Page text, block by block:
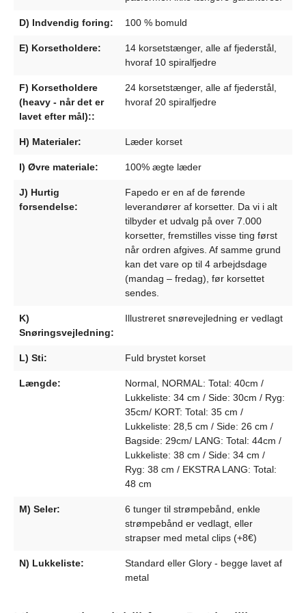
D) Indvendig foring: 100 % bomuld
E) Korsetholdere:
14 korsetstænger, alle af fjederstål,
hvoraf 10 spiralfjedre
F) Korsetholdere
(heavy - når det er
lavet efter mål)::
24 korsetstænger, alle af fjederstål,
hvoraf 20 spiralfjedre
H) Materialer: Læder korset
I) Øvre materiale: 100% ægte læder
J) Hurtig
forsendelse:
Fapedo er en af de førende
leverandører af korsetter. Da vi i alt
tilbyder et udvalg på over 7.000
korsetter, fremstilles visse ting først
når ordren afgives. Af samme grund
kan det vare op til 4 arbejdsdage
(mandag – fredag), før korsettet
sendes.
K)
Snøringsvejledning:
Illustreret snørevejledning er vedlagt
L) Sti: Fuld brystet korset
Længde:
Normal, NORMAL: Total: 40cm /
Lukkeliste: 34 cm / Side: 30cm / Ryg:
35cm/ KORT: Total: 35 cm /
Lukkeliste: 28,5 cm / Side: 26 cm /
Bagside: 29cm/ LANG: Total: 44cm /
Lukkeliste: 38 cm / Side: 34 cm /
Ryg: 38 cm / EKSTRA LANG: Total:
48 cm
M) Seler:
6 tunger til strømpebånd, enkle
strømpebånd er vedlagt, eller
strapser med metal clips (+8€)
N) Lukkeliste:
Standard eller Glory - begge lavet af
metal